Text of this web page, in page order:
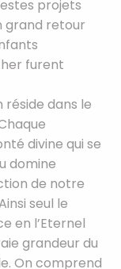
projets
grand retour
furent
réside dans le
divine qui se
domine
de notre
seul le
en l’Eternel
grandeur du
On comprend